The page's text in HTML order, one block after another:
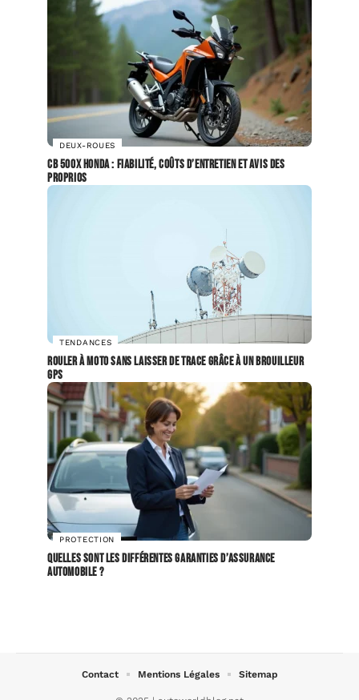
DEUX-ROUES
CB 500X Honda : fiabilité, coûts d’entretien et avis des
proprios
TENDANCES
Rouler à moto sans laisser de trace grâce à un brouilleur
GPS
PROTECTION
Quelles sont les différentes garanties d’assurance
automobile ?
Contact Mentions Légales Sitemap